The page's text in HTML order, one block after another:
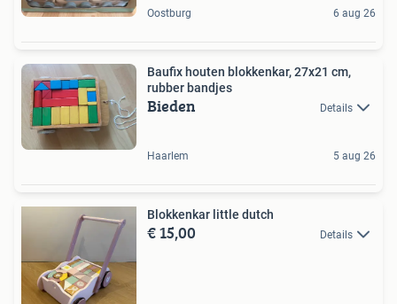
Oostburg 6 aug 26
Baufix houten blokkenkar, 27x21 cm,
rubber bandjes
Bieden Details
Haarlem 5 aug 26
Blokkenkar little dutch
€ 15,00 Details